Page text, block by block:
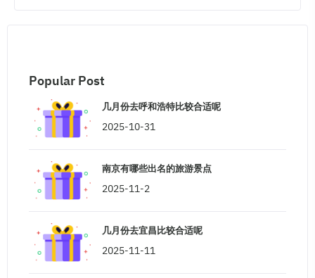
Popular Post
几月份去呼和浩特比较合适呢
2025-10-31
南京有哪些出名的旅游景点
2025-11-2
几月份去宜昌比较合适呢
2025-11-11